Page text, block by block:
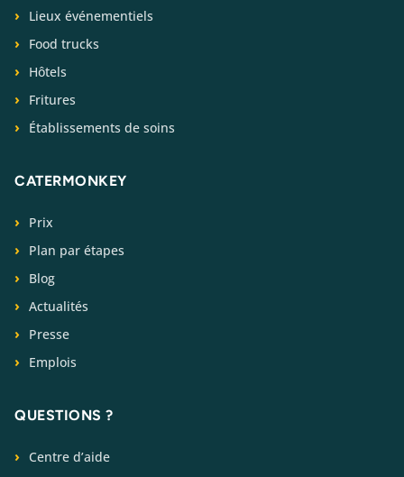
Lieux événementiels
Food trucks
Hôtels
Fritures
Établissements de soins
CATERMONKEY
Prix
Plan par étapes
Blog
Actualités
Presse
Emplois
QUESTIONS ?
Centre d’aide